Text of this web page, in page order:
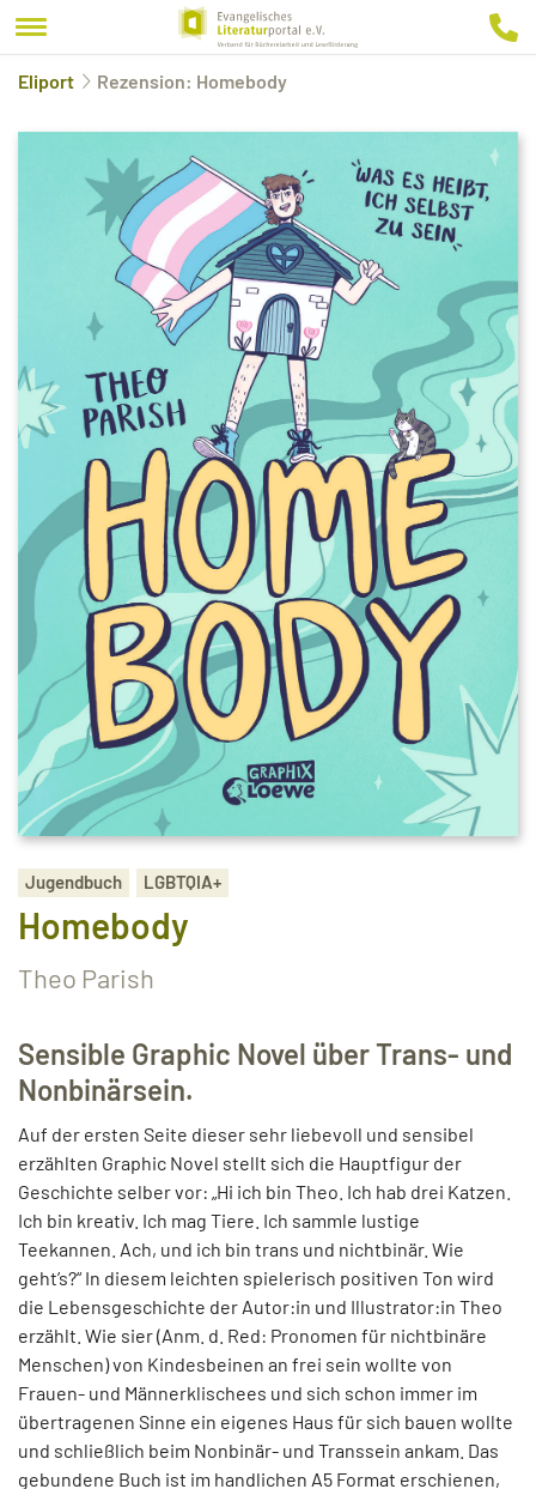
Eliport Rezension: Homebody
Jugendbuch LGBTQIA+
Homebody
Theo Parish
Sensible Graphic Novel über Trans- und
Nonbinärsein.
Auf der ersten Seite dieser sehr liebevoll und sensibel
erzählten Graphic Novel stellt sich die Hauptfigur der
Geschichte selber vor: „Hi ich bin Theo. Ich hab drei Katzen.
Ich bin kreativ. Ich mag Tiere. Ich sammle lustige
Teekannen. Ach, und ich bin trans und nichtbinär. Wie
geht’s?“ In diesem leichten spielerisch positiven Ton wird
die Lebensgeschichte der Autor:in und Illustrator:in Theo
erzählt. Wie sier (Anm. d. Red: Pronomen für nichtbinäre
Menschen) von Kindesbeinen an frei sein wollte von
Frauen- und Männerklischees und sich schon immer im
übertragenen Sinne ein eigenes Haus für sich bauen wollte
und schließlich beim Nonbinär- und Transsein ankam. Das
gebundene Buch ist im handlichen A5 Format erschienen,